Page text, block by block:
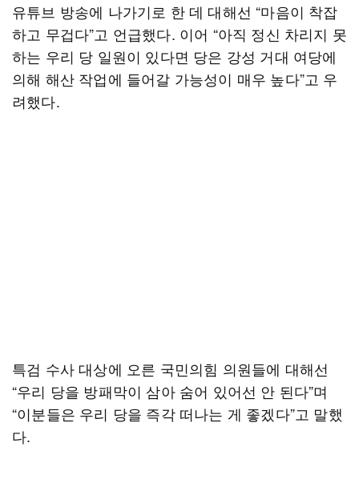
유튜브 방송에 나가기로 한 데 대해선 “마음이 착잡
하고 무겁다”고 언급했다. 이어 “아직 정신 차리지 못
하는 우리 당 일원이 있다면 당은 강성 거대 여당에
의해 해산 작업에 들어갈 가능성이 매우 높다”고 우
려했다.
특검 수사 대상에 오른 국민의힘 의원들에 대해선
“우리 당을 방패막이 삼아 숨어 있어선 안 된다”며
“이분들은 우리 당을 즉각 떠나는 게 좋겠다”고 말했
다.